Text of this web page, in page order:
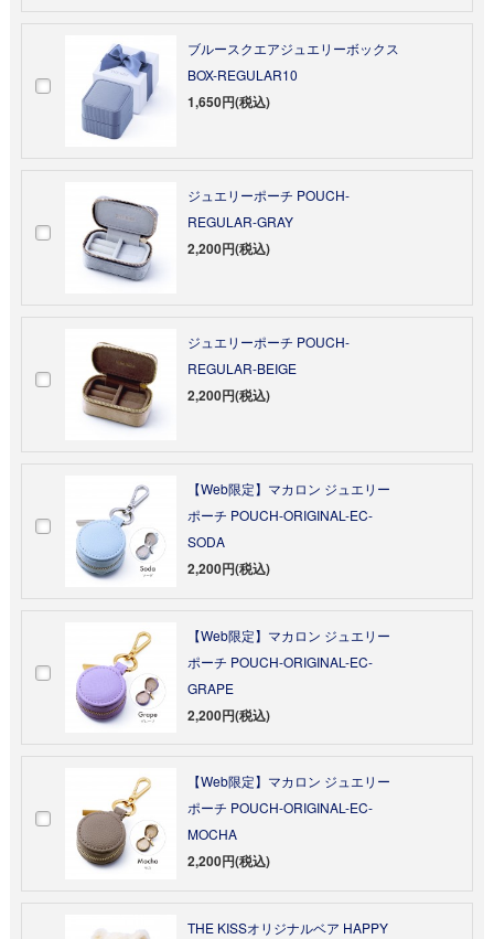
ブルースクエアジュエリーボックス
BOX-REGULAR10
1,650円(税込)
ジュエリーポーチ POUCH-
REGULAR-GRAY
2,200円(税込)
ジュエリーポーチ POUCH-
REGULAR-BEIGE
2,200円(税込)
【Web限定】マカロン ジュエリー
ポーチ POUCH-ORIGINAL-EC-
SODA
2,200円(税込)
【Web限定】マカロン ジュエリー
ポーチ POUCH-ORIGINAL-EC-
GRAPE
2,200円(税込)
【Web限定】マカロン ジュエリー
ポーチ POUCH-ORIGINAL-EC-
MOCHA
2,200円(税込)
THE KISSオリジナルベア HAPPY